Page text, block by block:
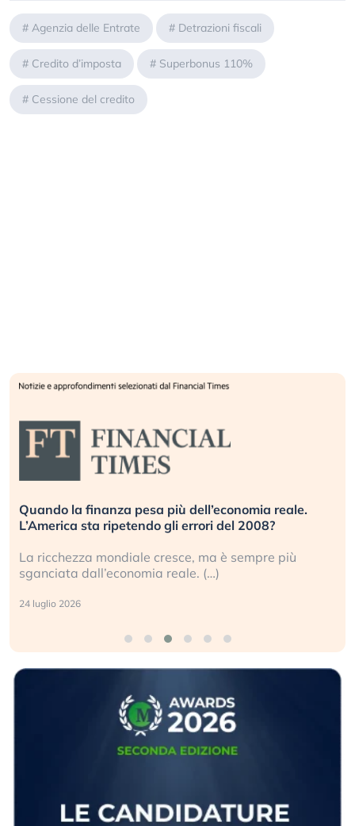
# Agenzia delle Entrate # Detrazioni fiscali
# Credito d’imposta # Superbonus 110%
# Cessione del credito
Quando la finanza pesa più dell’economia reale.
L’America sta ripetendo gli errori del 2008?
La ricchezza mondiale cresce, ma è sempre più
sganciata dall’economia reale. (…)
24 luglio 2026